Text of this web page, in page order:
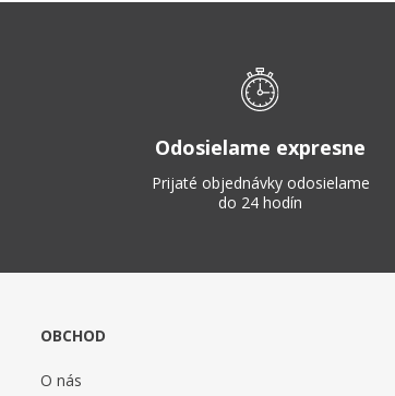
Odosielame expresne
Prijaté objednávky odosielame
do 24 hodín
OBCHOD
O nás